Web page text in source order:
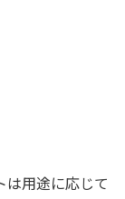
は用途に応じて